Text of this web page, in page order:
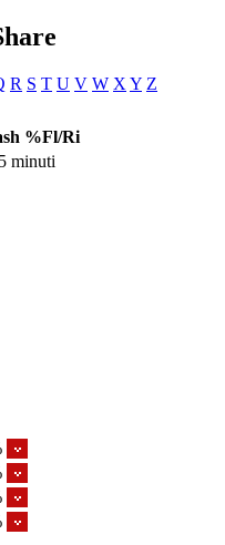
R S T U V W X Y Z
%Fl/Ri
minuti